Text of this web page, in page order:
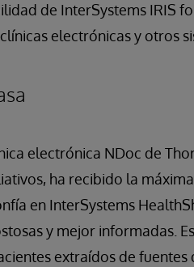
de InterSystems IRIS
electrónicas y otros
electrónica NDoc de
ha recibido la
en InterSystems
y mejor informadas.
extraídos de